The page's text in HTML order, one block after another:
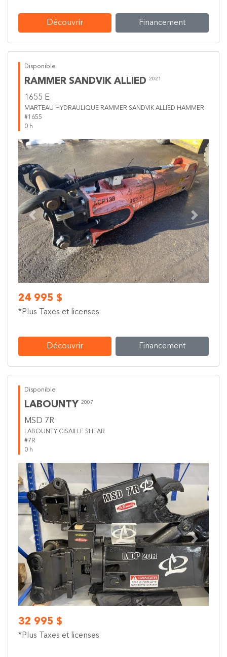
Découvrir Financement
Disponible
RAMMER SANDVIK ALLIED 2021
1655 E
MARTEAU HYDRAULIQUE RAMMER SANDVIK ALLIED HAMMER
#1655
0 h
Previous Next
24 995 $
*Plus Taxes et licenses
Découvrir Financement
Disponible
LABOUNTY 2007
MSD 7R
LABOUNTY CISAILLE SHEAR
#7R
0 h
Previous Next
32 995 $
*Plus Taxes et licenses